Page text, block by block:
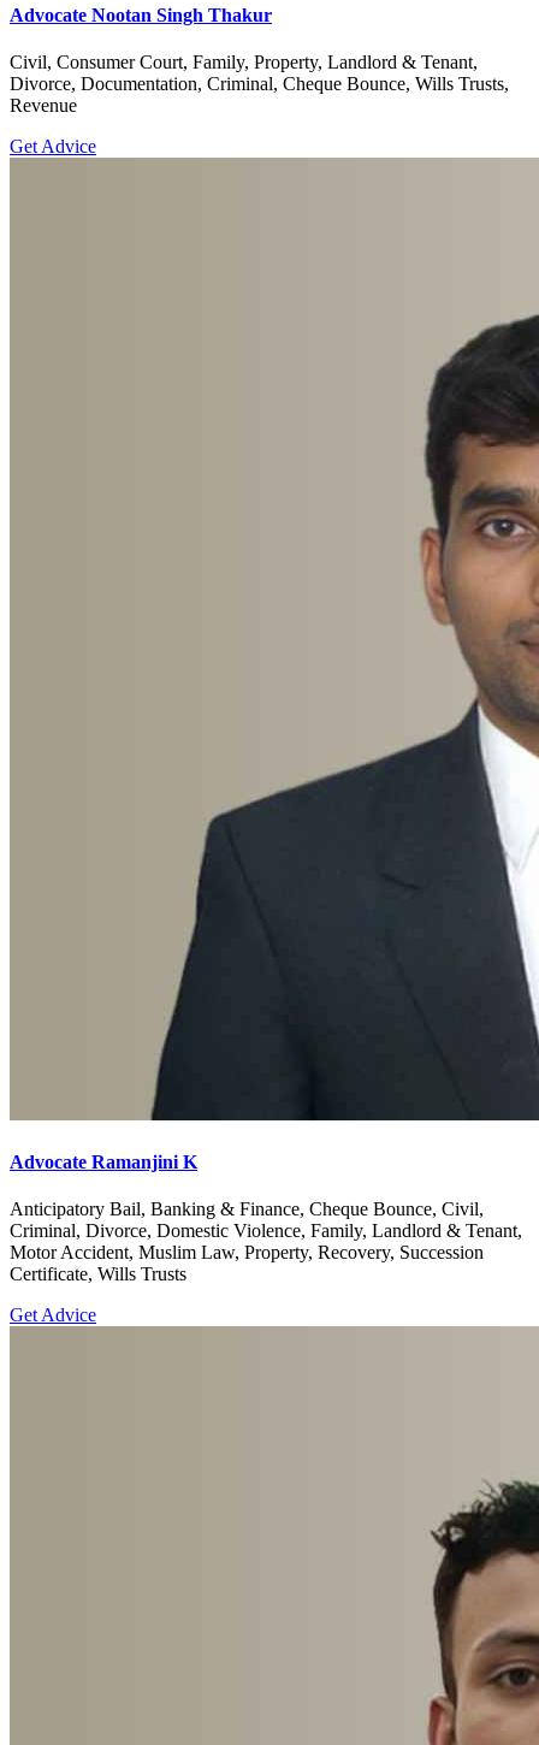
Advocate Nootan Singh Thakur
Civil, Consumer Court, Family, Property, Landlord & Tenant,
Divorce, Documentation, Criminal, Cheque Bounce, Wills Trusts,
Revenue
Get Advice
Advocate Ramanjini K
Anticipatory Bail, Banking & Finance, Cheque Bounce, Civil,
Criminal, Divorce, Domestic Violence, Family, Landlord & Tenant,
Motor Accident, Muslim Law, Property, Recovery, Succession
Certificate, Wills Trusts
Get Advice